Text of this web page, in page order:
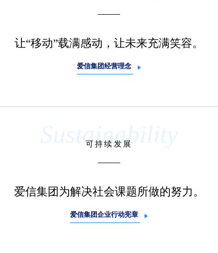
让“移动”载满感动，让未来充满笑容。
爱信集团经营理念
Sustainability
可持续发展
爱信集团为解决社会课题所做的努力。
爱信集团企业行动宪章